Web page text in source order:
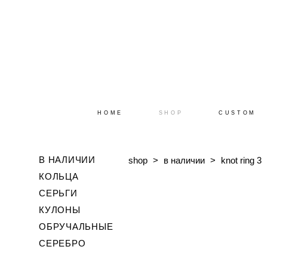
HOME SHOP CUSTOM
В НАЛИЧИИ
КОЛЬЦА
СЕРЬГИ
КУЛОНЫ
ОБРУЧАЛЬНЫЕ
СЕРЕБРО
shop > в наличии > knot ring 3